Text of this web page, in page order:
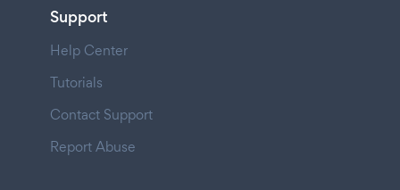
Support
Help Center
Tutorials
Contact Support
Report Abuse